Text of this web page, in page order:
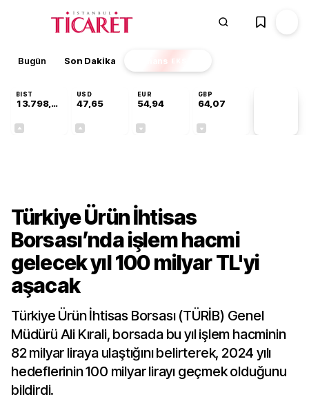
Bugün Son Dakika Finans EKSTRA
BIST
13.798,82
USD
47,65
EUR
54,94
GBP
64,07
Türkiye Ürün İhtisas
Borsası’nda işlem hacmi
gelecek yıl 100 milyar TL'yi
aşacak
Türkiye Ürün İhtisas Borsası (TÜRİB) Genel
Müdürü Ali Kırali, borsada bu yıl işlem hacminin
82 milyar liraya ulaştığını belirterek, 2024 yılı
hedeflerinin 100 milyar lirayı geçmek olduğunu
bildirdi.